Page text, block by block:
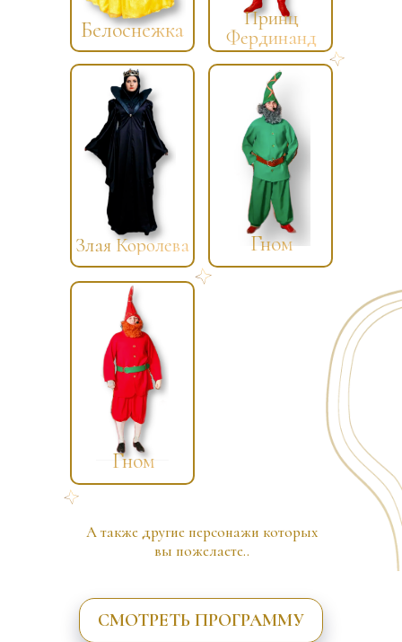
Гном
Гном
Принц
Фердинанд
А также другие персонажи которых
вы пожелаете..
Белоснежка
Злая Королева
СМОТРЕТЬ ПРОГРАММУ